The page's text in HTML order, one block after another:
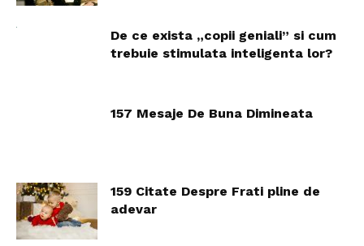
De ce exista „copii geniali” si cum
trebuie stimulata inteligenta lor?
157 Mesaje De Buna Dimineata
159 Citate Despre Frati pline de
adevar